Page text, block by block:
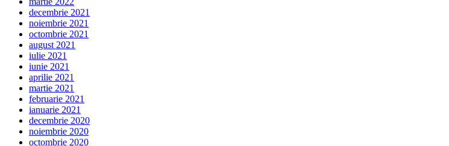
decembrie 2021
noiembrie 2021
octombrie 2021
august 2021
iulie 2021
iunie 2021
aprilie 2021
martie 2021
februarie 2021
ianuarie 2021
decembrie 2020
noiembrie 2020
octombrie 2020